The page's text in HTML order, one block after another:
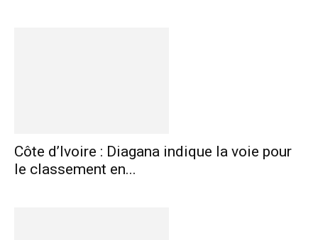
Côte d’Ivoire : Diagana indique la voie pour
le classement en...